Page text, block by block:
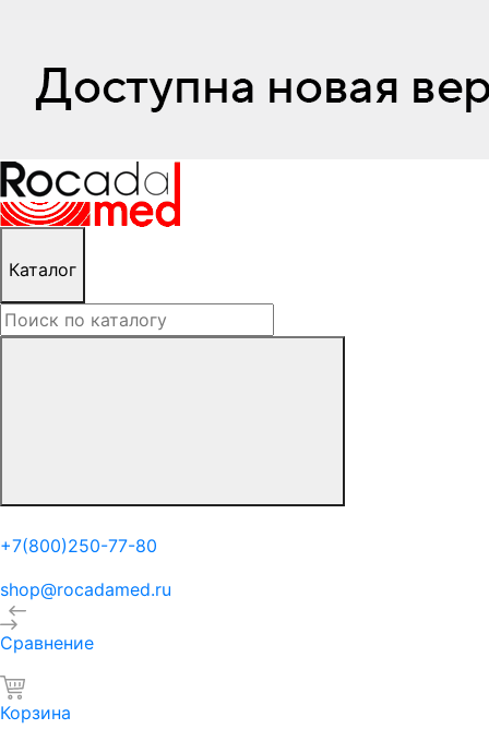
Каталог
+7(800)250-77-80
shop@rocadamed.ru
Сравнение
Корзина